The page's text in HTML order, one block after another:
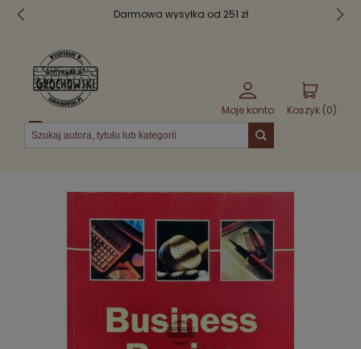
Darmowa wysyłka od 251 zł
Moje konto Koszyk (0)
Menu